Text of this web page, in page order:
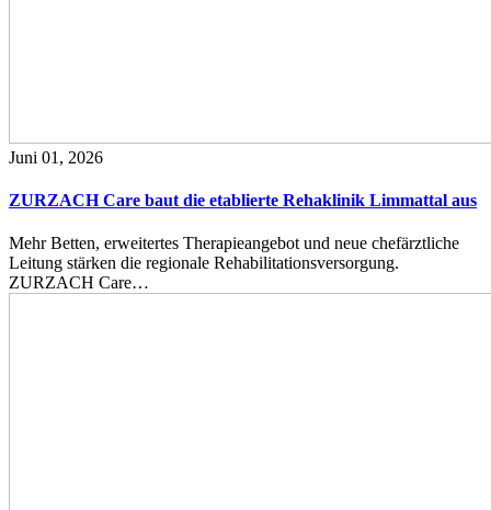
Juni 01, 2026
ZURZACH Care baut die etablierte Rehaklinik Limmattal aus
Mehr Betten, erweitertes Therapieangebot und neue chefärztliche
Leitung stärken die regionale Rehabilitationsversorgung.
ZURZACH Care…